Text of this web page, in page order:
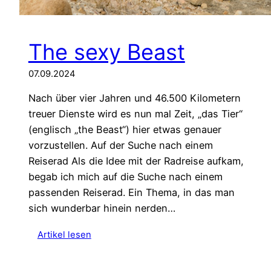
The sexy Beast
07.09.2024
Nach über vier Jahren und 46.500 Kilometern
treuer Dienste wird es nun mal Zeit, „das Tier“
(englisch „the Beast“) hier etwas genauer
vorzustellen. Auf der Suche nach einem
Reiserad Als die Idee mit der Radreise aufkam,
begab ich mich auf die Suche nach einem
passenden Reiserad. Ein Thema, in das man
sich wunderbar hinein nerden…
Artikel lesen: